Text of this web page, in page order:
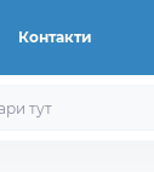
Контакти